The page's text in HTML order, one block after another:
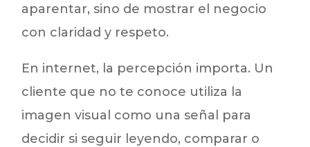
aparentar, sino de mostrar el negocio
con claridad y respeto.
En internet, la percepción importa. Un
cliente que no te conoce utiliza la
imagen visual como una señal para
decidir si seguir leyendo, comparar o